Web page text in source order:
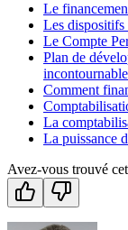
Le
Les
Le Compte
Plan de
Comment
La
La puissance
Avez-vous trouvé